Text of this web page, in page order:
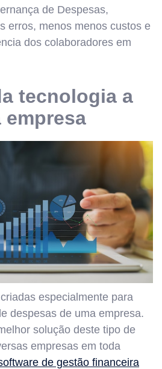
de Despesas,
erros, menos menos custos e
dos colaboradores em
tecnologia a
especialmente para
despesas de uma empresa.
solução deste tipo de
empresas em toda
de gestão financeira